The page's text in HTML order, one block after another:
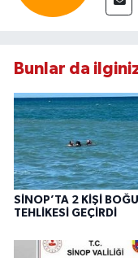
Bunlar da
SİNOP’TA 2 KİŞİ
TEHLİKESİ GEÇİRDİ